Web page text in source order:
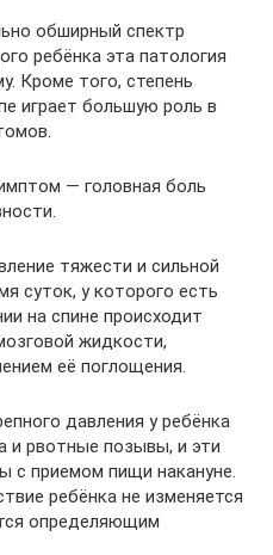
обширный спектр
ребёнка эта патология
Кроме того, степень
играет большую роль в
— головная боль
тяжести и сильной
суток, у которого есть
на спине происходит
жидкости,
её поглощения.
давления у ребёнка
и рвотные позывы, и эти
с приемом пищи накануне.
ребёнка не изменяется
определяющим